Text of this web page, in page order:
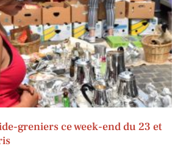
greniers ce week-end du 23 et